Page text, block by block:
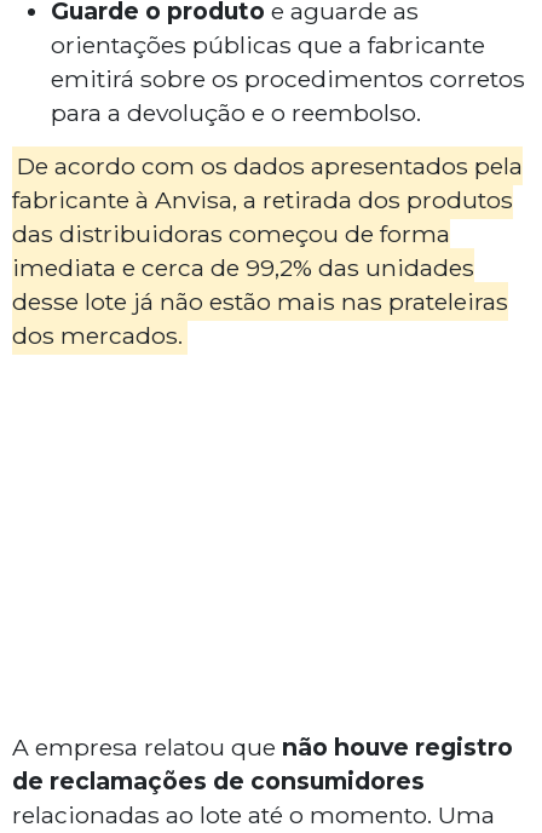
Guarde o produto e aguarde as
orientações públicas que a fabricante
emitirá sobre os procedimentos corretos
para a devolução e o reembolso.
De acordo com os dados apresentados pela
fabricante à Anvisa, a retirada dos produtos
das distribuidoras começou de forma
imediata e cerca de 99,2% das unidades
desse lote já não estão mais nas prateleiras
dos mercados.
A empresa relatou que não houve registro
de reclamações de consumidores
relacionadas ao lote até o momento. Uma